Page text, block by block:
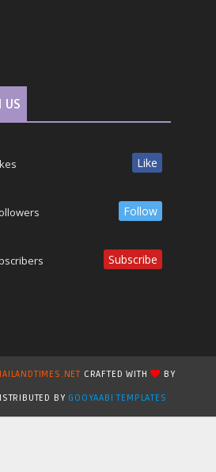
US
Like
Follow
Subscribe
CRAFTED WITH
BY
BY GOOYAABI TEMPLATES